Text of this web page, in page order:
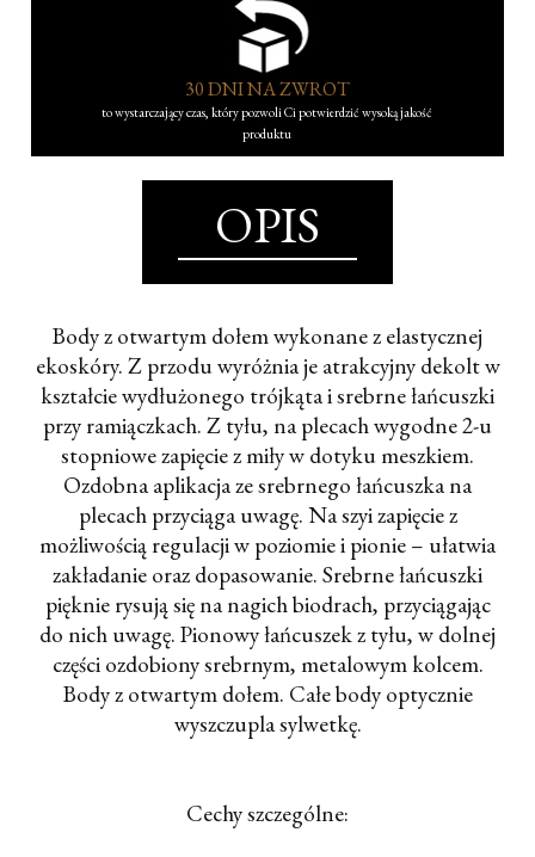
30 DNI NA ZWROT
to wystarczający czas, który pozwoli Ci potwierdzić wysoką jakość
produktu
OPIS
Body z otwartym dołem wykonane z elastycznej
ekoskóry. Z przodu wyróżnia je atrakcyjny dekolt w
kształcie wydłużonego trójkąta i srebrne łańcuszki
przy ramiączkach. Z tyłu, na plecach wygodne 2-u
stopniowe zapięcie z miły w dotyku meszkiem.
Ozdobna aplikacja ze srebrnego łańcuszka na
plecach przyciąga uwagę. Na szyi zapięcie z
możliwością regulacji w poziomie i pionie – ułatwia
zakładanie oraz dopasowanie. Srebrne łańcuszki
pięknie rysują się na nagich biodrach, przyciągając
do nich uwagę. Pionowy łańcuszek z tyłu, w dolnej
części ozdobiony srebrnym, metalowym kolcem.
Body z otwartym dołem. Całe body optycznie
wyszczupla sylwetkę.
Cechy szczególne: